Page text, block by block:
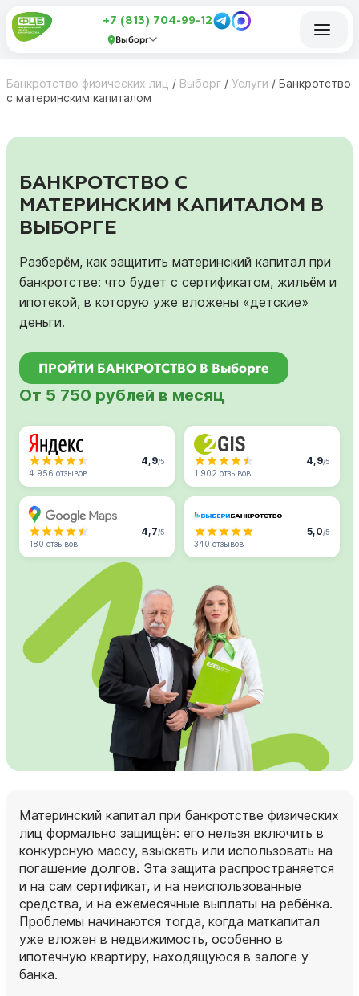
+7 (813) 704-99-12
Выборг
Банкротство физических лиц / Выборг / Услуги / Банкротство
с материнским капиталом
БАНКРОТСТВО С
МАТЕРИНСКИМ КАПИТАЛОМ В
ВЫБОРГЕ
Разберём, как защитить материнский капитал при
банкротстве: что будет с сертификатом, жильём и
ипотекой, в которую уже вложены «детские»
деньги.
ПРОЙТИ БАНКРОТСТВО В Выборге
От 5 750 рублей в месяц
4,9/5
4 956 отзывов
4,9/5
1 902 отзывов
4,7/5
180 отзывов
5,0/5
340 отзывов
Материнский капитал при банкротстве физических
лиц формально защищён: его нельзя включить в
конкурсную массу, взыскать или использовать на
погашение долгов. Эта защита распространяется
и на сам сертификат, и на неиспользованные
средства, и на ежемесячные выплаты на ребёнка.
Проблемы начинаются тогда, когда маткапитал
уже вложен в недвижимость, особенно в
ипотечную квартиру, находящуюся в залоге у
банка.